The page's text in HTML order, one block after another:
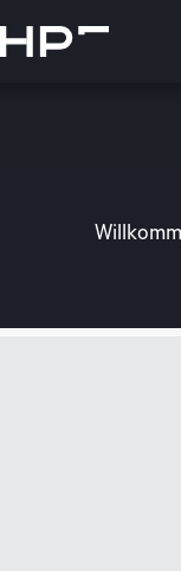
Hauptinhalt
wechseln